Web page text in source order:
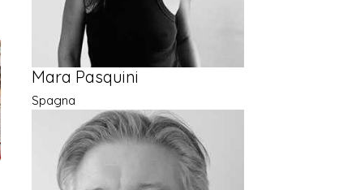
Mara Pasquini
Spagna